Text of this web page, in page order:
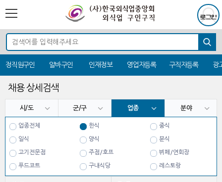
정직원구인 알바구인 인재정보 영업자등록 구직자등록 광
채용 상세검색
시/도 군/구 업종 분야
업종전체 한식 중식
일식 양식 분식
고기전문점 주점/호프 뷔페/연회장
푸드코트 구내식당 레스토랑